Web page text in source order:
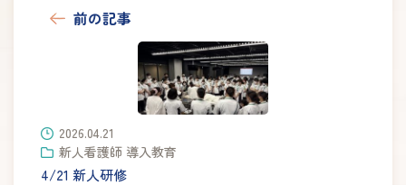
前の記事
2026.04.21
新人看護師 導入教育
4/21 新人研修